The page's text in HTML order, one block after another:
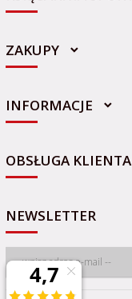
sklep@sportowo-
ZAKUPY
INFORMACJE
OBSŁUGA KLIENTA
NEWSLETTER